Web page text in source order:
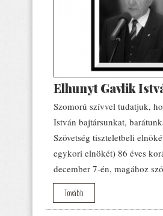
Elhunyt Gavlik
Szomorú szívvel tudatjuk,
István bajtársunkat,
Szövetség tiszteletbeli
egykori elnökét) 86 éves
december 7-én, magához
Tovább